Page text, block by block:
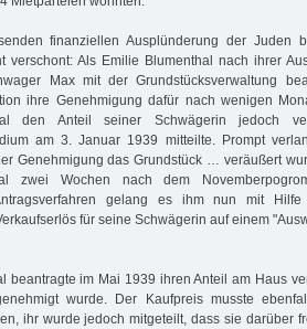
finanziellen Ausplünderung der Juden
verschont: Als Emilie Blumenthal nach ihrer
Max mit der Grundstücksverwaltung
ihre Genehmigung dafür nach wenigen
den Anteil seiner Schwägerin jedoch
am 3. Januar 1939 mitteilte. Prompt
Genehmigung das Grundstück … veräußert
zwei Wochen nach dem
gelang es ihm nun mit Hilfe
für seine Schwägerin auf einem
beantragte im Mai 1939 ihren Anteil am Haus
wurde. Der Kaufpreis musste
ihr wurde jedoch mitgeteilt, dass sie darüber